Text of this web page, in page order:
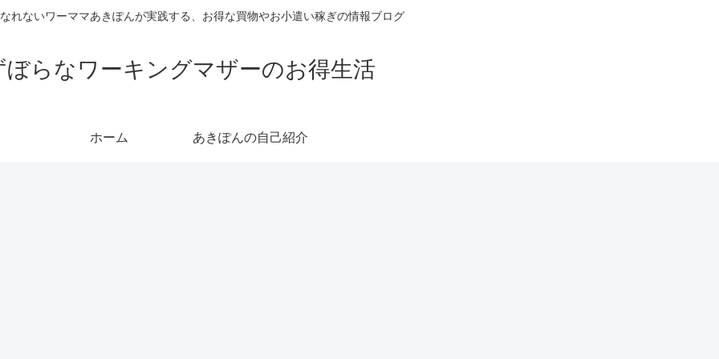
れないワーママあきぽんが実践する、お得な買物やお小遣い稼ぎの情報ブログ
ぼらなワーキングマザーのお得生活
ホーム あきぽんの自己紹介